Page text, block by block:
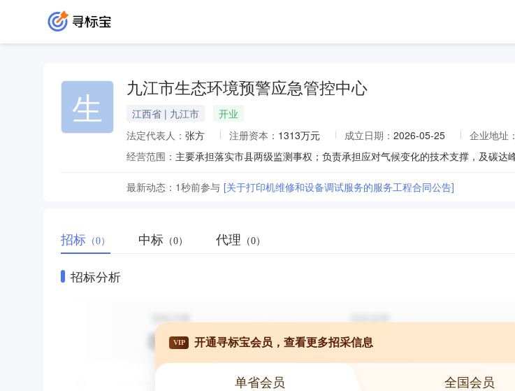
生 九江市生态环境预警应急管控中心
江西省 | 九江市
开业
法定代表人： 张方 注册资本： 1313万元 成立日期： 2026-05-25 企业地址：
经营范围：
最新动态： 1秒前参与 [关于打印机维修和设备调试服务的服务工程合同公告]
招标 （0） 中标 （0） 代理 （0）
招标分析
VIP 开通寻标宝会员，查看更多招采信息
单省会员 全国会员